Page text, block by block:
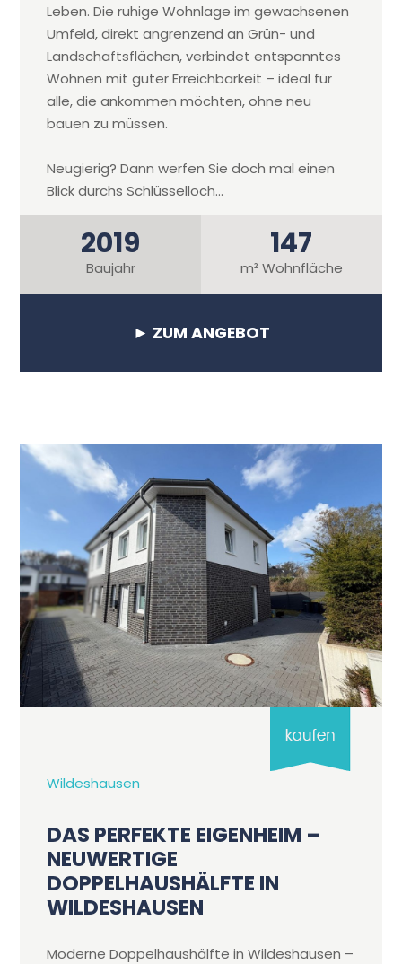
Leben. Die ruhige Wohnlage im gewachsenen
Umfeld, direkt angrenzend an Grün- und
Landschaftsflächen, verbindet entspanntes
Wohnen mit guter Erreichbarkeit – ideal für
alle, die ankommen möchten, ohne neu
bauen zu müssen.
Neugierig? Dann werfen Sie doch mal einen
Blick durchs Schlüsselloch...
2019
Baujahr
147
m² Wohnfläche
► ZUM ANGEBOT
Wildeshausen
DAS PERFEKTE EIGENHEIM –
NEUWERTIGE
DOPPELHAUSHÄLFTE IN
WILDESHAUSEN
Moderne Doppelhaushälfte in Wildeshausen –